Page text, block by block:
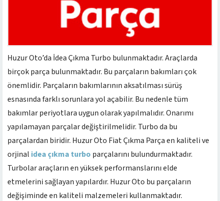
Huzur Oto’da İdea Çıkma Turbo bulunmaktadır. Araçlarda
birçok parça bulunmaktadır. Bu parçaların bakımları çok
önemlidir. Parçaların bakımlarının aksatılması sürüş
esnasında farklı sorunlara yol açabilir. Bu nedenle tüm
bakımlar periyotlara uygun olarak yapılmalıdır. Onarımı
yapılamayan parçalar değiştirilmelidir. Turbo da bu
parçalardan biridir. Huzur Oto Fiat Çıkma Parça en kaliteli ve
orjinal idea çıkma turbo parçalarını bulundurmaktadır.
Turbolar araçların en yüksek performanslarını elde
etmelerini sağlayan yapılardır. Huzur Oto bu parçaların
değişiminde en kaliteli malzemeleri kullanmaktadır.